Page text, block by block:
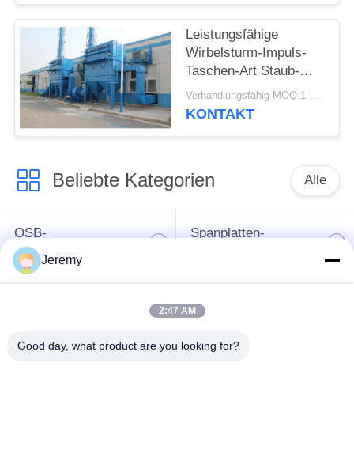
Leistungsfähige
Wirbelsturm-Impuls-
Taschen-Art Staub-
Kollektor-Filterausbau Verhandlungsfähig MOQ:1 Satz
KONTAKT
Beliebte Kategorien Alle
OSB-
Fertigungsstraße
Spanplatten-
Projekte
Jeremy
2:47 AM
Good day, what product are you looking for?